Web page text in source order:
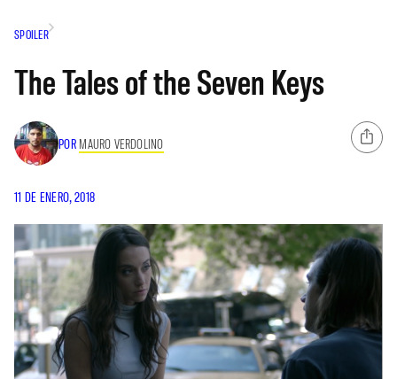
SPOILER
The Tales of the Seven Keys
POR MAURO VERDOLINO
11 DE ENERO, 2018